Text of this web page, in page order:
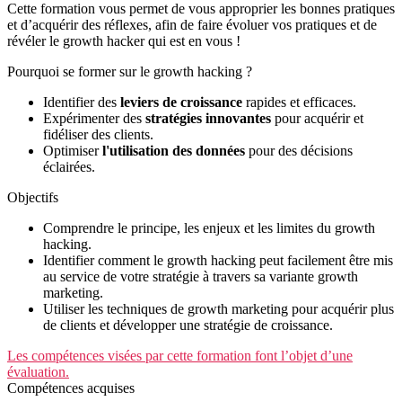
Cette formation vous permet de vous approprier les bonnes pratiques
et d’acquérir des réflexes, afin de faire évoluer vos pratiques et de
révéler le growth hacker qui est en vous !
Pourquoi se former sur le growth hacking ?
Identifier des leviers de croissance rapides et efficaces.
Expérimenter des stratégies innovantes pour acquérir et
fidéliser des clients.
Optimiserl'utilisation des données pour des décisions
éclairées.
Objectifs
Comprendre le principe, les enjeux et les limites du growth
hacking.
Identifier comment le growth hacking peut facilement être mis
au service de votre stratégie à travers sa variante growth
marketing.
Utiliser les techniques de growth marketing pour acquérir plus
de clients et développer une stratégie de croissance.
Les compétences visées par cette formation font l’objet d’une
évaluation.
Compétences acquises